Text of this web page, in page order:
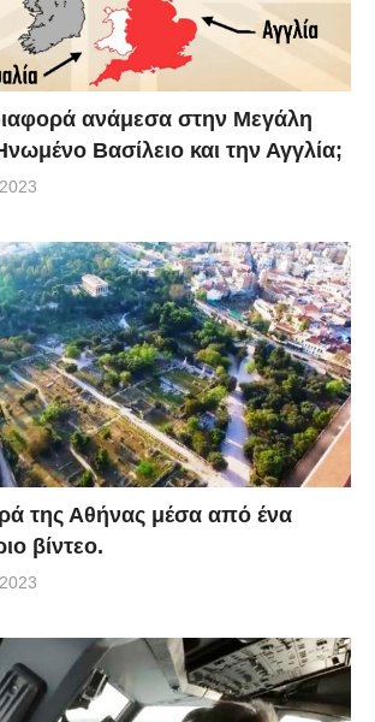
ανάμεσα στην Μεγάλη
Βασίλειο και την Αγγλία;
της Αθήνας μέσα από ένα
βίντεο.